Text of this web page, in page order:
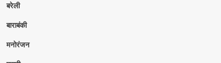
बरेली
बाराबंकी
मनोरंजन